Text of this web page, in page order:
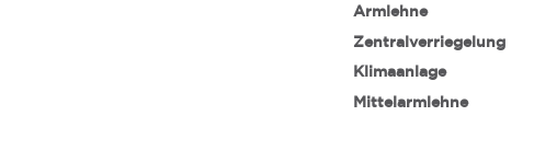
Armlehne
Zentralverriegelung
Klimaanlage
Mittelarmlehne